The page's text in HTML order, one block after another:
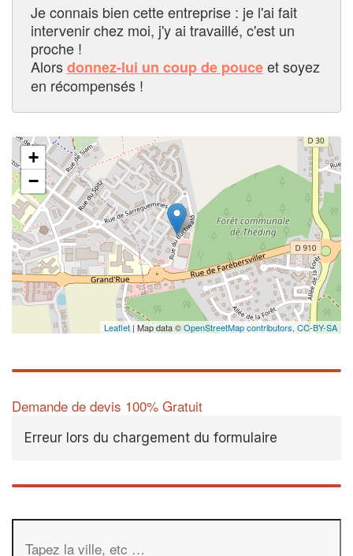
Je connais bien cette entreprise : je l'ai fait
intervenir chez moi, j'y ai travaillé, c'est un
proche !
Alorsdonnez-lui un coup de pouceet soyez
en récompensés !
+
−
Leaflet| Map data ©OpenStreetMap contributors, CC-BY-SA
Demande de devis 100% Gratuit
Erreur lors du chargement du formulaire